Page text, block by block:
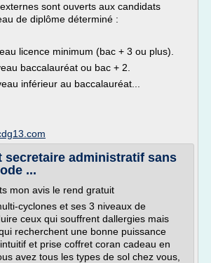
sont ouverts aux candidats
de diplôme déterminé :
licence minimum (bac + 3 ou plus).
baccalauréat ou bac + 2.
inférieur au baccalauréat...
secretaire administratif sans
...
mon avis le rend gratuit
cyclones et ses 3 niveaux de
ceux qui souffrent dallergies mais
recherchent une bonne puissance
et prise coffret coran cadeau en
avez tous les types de sol chez vous,